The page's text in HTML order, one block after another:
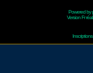
Powered by
Version Fr